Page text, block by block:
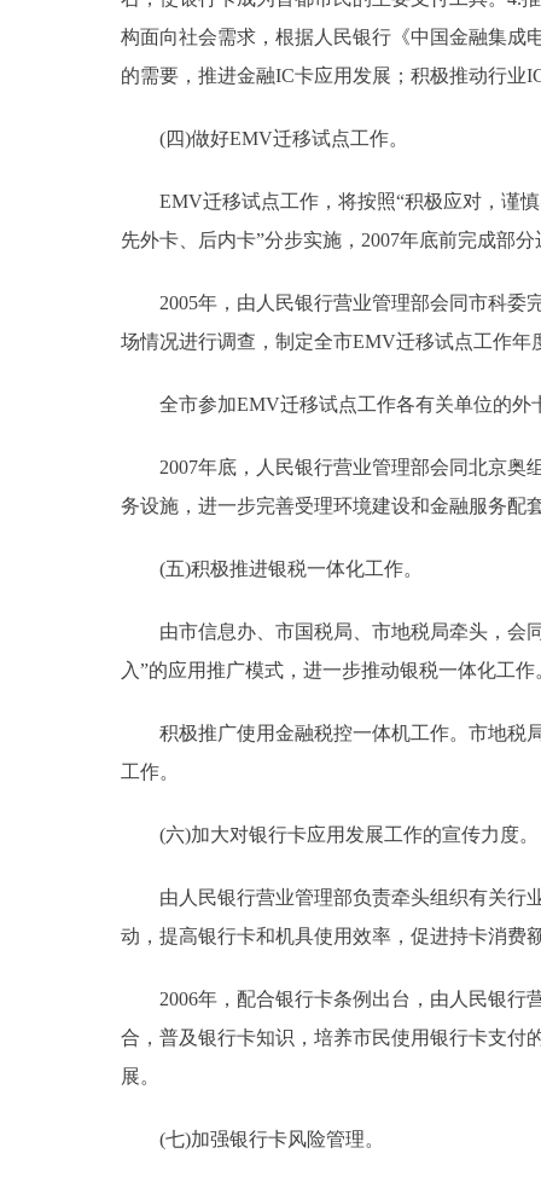
构面向社会需求，根据人民银行《中国金融集成
的需要，推进金融IC卡应用发展；积极推动行业
(四)做好EMV迁移试点工作。
EMV迁移试点工作，将按照“积极应对，谨慎
先外卡、后内卡”分步实施，2007年底前完成
2005年，由人民银行营业管理部会同市科委
场情况进行调查，制定全市EMV迁移试点工作年
全市参加EMV迁移试点工作各有关单位的外
2007年底，人民银行营业管理部会同北京奥
务设施，进一步完善受理环境建设和金融服务配
(五)积极推进银税一体化工作。
由市信息办、市国税局、市地税局牵头，会同
入”的应用推广模式，进一步推动银税一体化工作
积极推广使用金融税控一体机工作。市地税局
工作。
(六)加大对银行卡应用发展工作的宣传力度。
由人民银行营业管理部负责牵头组织有关行业
动，提高银行卡和机具使用效率，促进持卡消费
2006年，配合银行卡条例出台，由人民银行
合，普及银行卡知识，培养市民使用银行卡支付
展。
(七)加强银行卡风险管理。